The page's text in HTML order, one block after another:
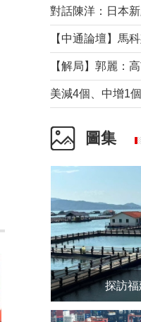
圖集
探訪福